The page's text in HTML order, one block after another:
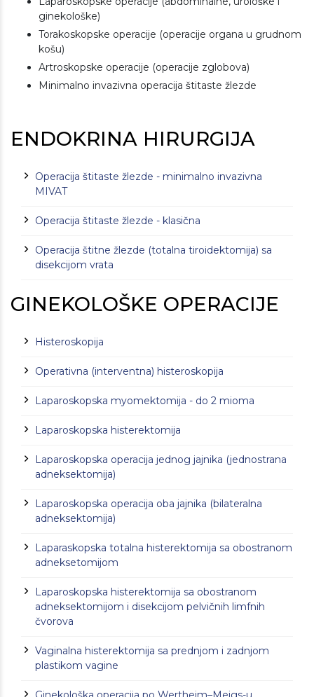
ginekološke)
Torakoskopske operacije (operacije organa u grudnom
košu)
Artroskopske operacije (operacije zglobova)
Minimalno invazivna operacija štitaste žlezde
ENDOKRINA HIRURGIJA
Operacija štitaste žlezde - minimalno invazivna
MIVAT
Operacija štitaste žlezde - klasična
Operacija štitne žlezde (totalna tiroidektomija) sa
disekcijom vrata
GINEKOLOŠKE OPERACIJE
Histeroskopija
Operativna (interventna) histeroskopija
Laparoskopska myomektomija - do 2 mioma
Laparoskopska histerektomija
Laparoskopska operacija jednog jajnika (jednostrana
adneksektomija)
Laparoskopska operacija oba jajnika (bilateralna
adneksektomija)
Laparaskopska totalna histerektomija sa obostranom
adneksetomijom
Laparoskopska histerektomija sa obostranom
adneksektomijom i disekcijom pelvičnih limfnih
čvorova
Vaginalna histerektomija sa prednjom i zadnjom
plastikom vagine